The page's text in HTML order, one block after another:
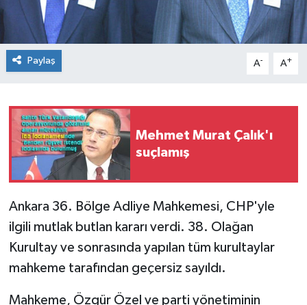
Paylaş A- A+
Mehmet Murat Çalık'ı
suçlamış
Ankara 36. Bölge Adliye Mahkemesi, CHP'yle
ilgili mutlak butlan kararı verdi. 38. Olağan
Kurultay ve sonrasında yapılan tüm kurultaylar
mahkeme tarafından geçersiz sayıldı.
Mahkeme, Özgür Özel ve parti yönetiminin